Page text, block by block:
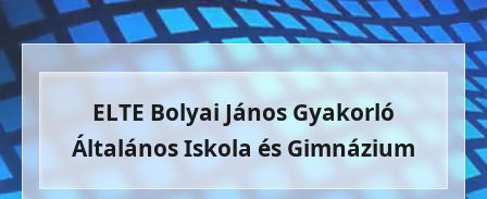
ELTE Bolyai János Gyakorló
Általános Iskola és Gimnázium